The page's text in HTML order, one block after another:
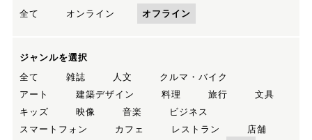
全て
オンライン オフライン
ジャンルを選択
全て
雑誌 人文
クルマ・バイク
アート
建築デザイン 料理 旅行
文具
キッズ
映像 音楽
ビジネス
スマートフォン
カフェ レストラン
店舗